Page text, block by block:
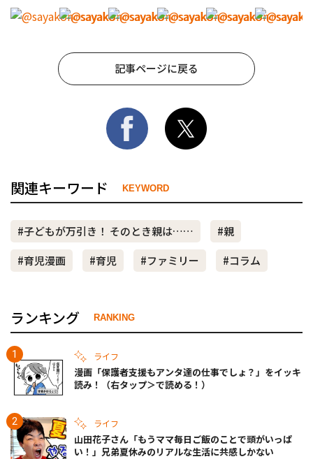
記事ページに戻る
関連キーワード KEYWORD
#子どもが万引き！ そのとき親は……
#親
#育児漫画
#育児 #ファミリー #コラム
ランキング RANKING
ライフ
漫画「保護者支援もアンタ達の仕事でしょ？」をイッキ
読み！（右タップ＞で読める！）
ライフ
山田花子さん「もうママ毎日ご飯のことで頭がいっぱ
い！」兄弟夏休みのリアルな生活に共感しかない